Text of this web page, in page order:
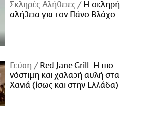
Σκληρές Αλήθειες
H σκληρή
αλήθεια για τον Πάνο Βλάχο
Γεύση
Red Jane Grill: Η πιο
νόστιμη και χαλαρή αυλή στα
Χανιά (ίσως και στην Ελλάδα)